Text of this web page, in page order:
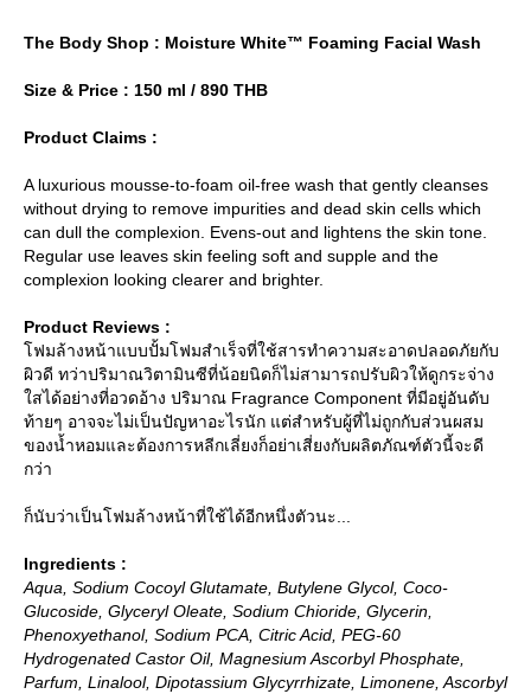
The Body Shop : Moisture White™ Foaming Facial Wash
Size & Price : 150 ml / 890 THB
Product Claims :
A luxurious mousse-to-foam oil-free wash that gently cleanses
without drying to remove impurities and dead skin cells which
can dull the complexion. Evens-out and lightens the skin tone.
Regular use leaves skin feeling soft and supple and the
complexion looking clearer and brighter.
Product Reviews :
ฟมล้างหน้าแบบปั้มโฟมสำเร็จที่ใช้สารทำความสะอาดปลอดภัยกับ
ผิวดี ทว่าปริมาณวิตามินซีที่น้อยนิดก็ไม่สามารถปรับผิวให้ดูกระจ่าง
สได้อย่างที่อวดอ้าง ปริมาณ Fragrance Component ที่มีอยู่อันดับ
ท้ายๆ อาจจะไม่เป็นปัญหาอะไรนัก แต่สำหรับผู้ที่ไม่ถูกกับส่วนผสม
ของน้ำหอมและต้องการหลีกเลี่ยงก็อย่าเสี่ยงกับผลิตภัณฑ์ตัวนี้จะดี
กว่า
ก็นับว่าเป็นโฟมล้างหน้าที่ใช้ได้อีกหนึ่งตัวนะ...
Ingredients :
Aqua, Sodium Cocoyl Glutamate, Butylene Glycol, Coco-
Glucoside, Glyceryl Oleate, Sodium Chioride, Glycerin,
Phenoxyethanol, Sodium PCA, Citric Acid, PEG-60
Hydrogenated Castor Oil, Magnesium Ascorbyl Phosphate,
Parfum, Linalool, Dipotassium Glycyrrhizate, Limonene, Ascorbyl